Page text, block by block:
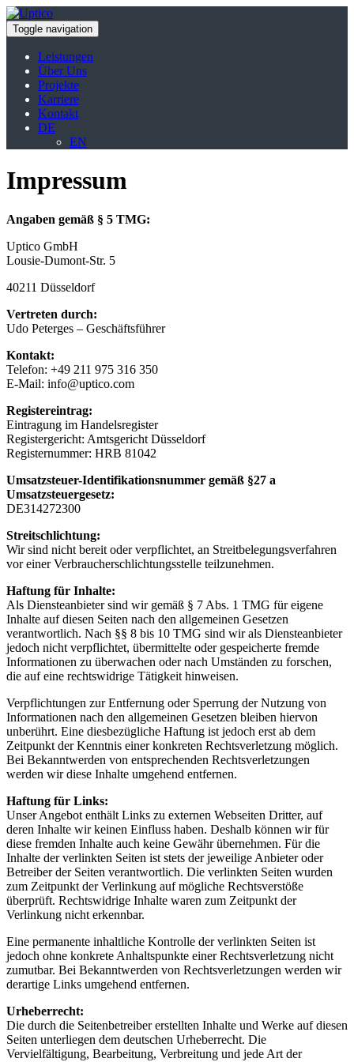
Toggle navigation
Leistungen
Über Uns
Projekte
Karriere
Kontakt
DE
EN
Impressum
Angaben gemäß § 5 TMG:
Uptico GmbH
Lousie-Dumont-Str. 5
40211 Düsseldorf
Vertreten durch:
Udo Peterges – Geschäftsführer
Kontakt:
Telefon: +49 211 975 316 350
E-Mail: info@uptico.com
Registereintrag:
Eintragung im Handelsregister
Registergericht: Amtsgericht Düsseldorf
Registernummer: HRB 81042
Umsatzsteuer-Identifikationsnummer gemäß §27 a
Umsatzsteuergesetz:
DE314272300
Streitschlichtung:
Wir sind nicht bereit oder verpflichtet, an Streitbelegungsverfahren
vor einer Verbraucherschlichtungsstelle teilzunehmen.
Haftung für Inhalte:
Als Diensteanbieter sind wir gemäß § 7 Abs. 1 TMG für eigene
Inhalte auf diesen Seiten nach den allgemeinen Gesetzen
verantwortlich. Nach §§ 8 bis 10 TMG sind wir als Diensteanbieter
jedoch nicht verpflichtet, übermittelte oder gespeicherte fremde
Informationen zu überwachen oder nach Umständen zu forschen,
die auf eine rechtswidrige Tätigkeit hinweisen.
Verpflichtungen zur Entfernung oder Sperrung der Nutzung von
Informationen nach den allgemeinen Gesetzen bleiben hiervon
unberührt. Eine diesbezügliche Haftung ist jedoch erst ab dem
Zeitpunkt der Kenntnis einer konkreten Rechtsverletzung möglich.
Bei Bekanntwerden von entsprechenden Rechtsverletzungen
werden wir diese Inhalte umgehend entfernen.
Haftung für Links:
Unser Angebot enthält Links zu externen Webseiten Dritter, auf
deren Inhalte wir keinen Einfluss haben. Deshalb können wir für
diese fremden Inhalte auch keine Gewähr übernehmen. Für die
Inhalte der verlinkten Seiten ist stets der jeweilige Anbieter oder
Betreiber der Seiten verantwortlich. Die verlinkten Seiten wurden
zum Zeitpunkt der Verlinkung auf mögliche Rechtsverstöße
überprüft. Rechtswidrige Inhalte waren zum Zeitpunkt der
Verlinkung nicht erkennbar.
Eine permanente inhaltliche Kontrolle der verlinkten Seiten ist
jedoch ohne konkrete Anhaltspunkte einer Rechtsverletzung nicht
zumutbar. Bei Bekanntwerden von Rechtsverletzungen werden wir
derartige Links umgehend entfernen.
Urheberrecht:
Die durch die Seitenbetreiber erstellten Inhalte und Werke auf diesen
Seiten unterliegen dem deutschen Urheberrecht. Die
Vervielfältigung, Bearbeitung, Verbreitung und jede Art der